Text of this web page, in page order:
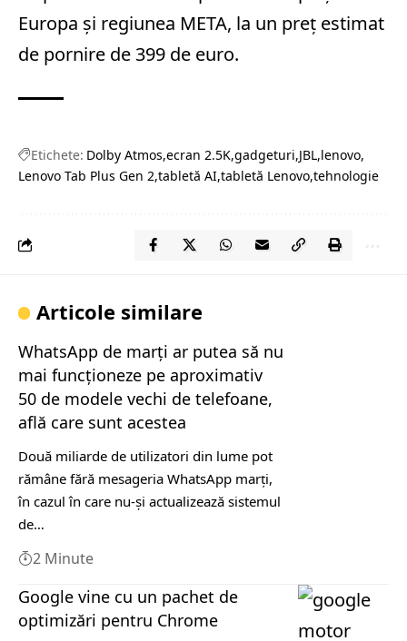
Europa și regiunea META, la un preț estimat
de pornire de 399 de euro.
Etichete: Dolby Atmos ecran 2.5K gadgeturi JBL lenovo
Lenovo Tab Plus Gen 2 tabletă AI tabletă Lenovo tehnologie
Articole similare
WhatsApp de marți ar putea să nu
mai funcționeze pe aproximativ
50 de modele vechi de telefoane,
află care sunt acestea
Două miliarde de utilizatori din lume pot
rămâne fără mesageria WhatsApp marţi,
în cazul în care nu-şi actualizează sistemul
de…
2 Minute
Google vine cu un pachet de
optimizări pentru Chrome